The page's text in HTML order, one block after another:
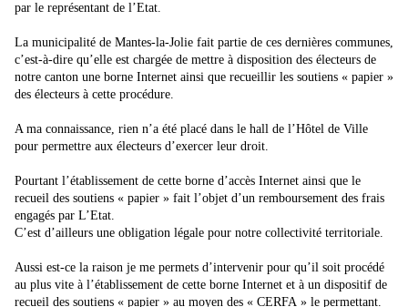
par le représentant de l’Etat.
La municipalité de Mantes-la-Jolie fait partie de ces dernières communes,
c’est-à-dire qu’elle est chargée de mettre à disposition des électeurs de
notre canton une borne Internet ainsi que recueillir les soutiens « papier »
des électeurs à cette procédure.
A ma connaissance, rien n’a été placé dans le hall de l’Hôtel de Ville
pour permettre aux électeurs d’exercer leur droit.
Pourtant l’établissement de cette borne d’accès Internet ainsi que le
recueil des soutiens « papier » fait l’objet d’un remboursement des frais
engagés par L’Etat.
C’est d’ailleurs une obligation légale pour notre collectivité territoriale.
Aussi est-ce la raison je me permets d’intervenir pour qu’il soit procédé
au plus vite à l’établissement de cette borne Internet et à un dispositif de
recueil des soutiens « papier » au moyen des « CERFA » le permettant.